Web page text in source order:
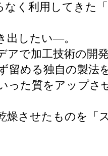
く利用してきた「
出したい―。
で加工技術の開
める独自の製法を
た質をアップさ
させたものを「